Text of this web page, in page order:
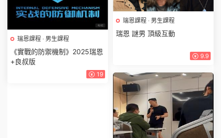
瑞恩課程 · 男生課程
《實戰的防禦機制》2025瑞恩
+良叔版
19
瑞恩課程 · 男生課程
瑞恩 謎男 頂級互動
9.9